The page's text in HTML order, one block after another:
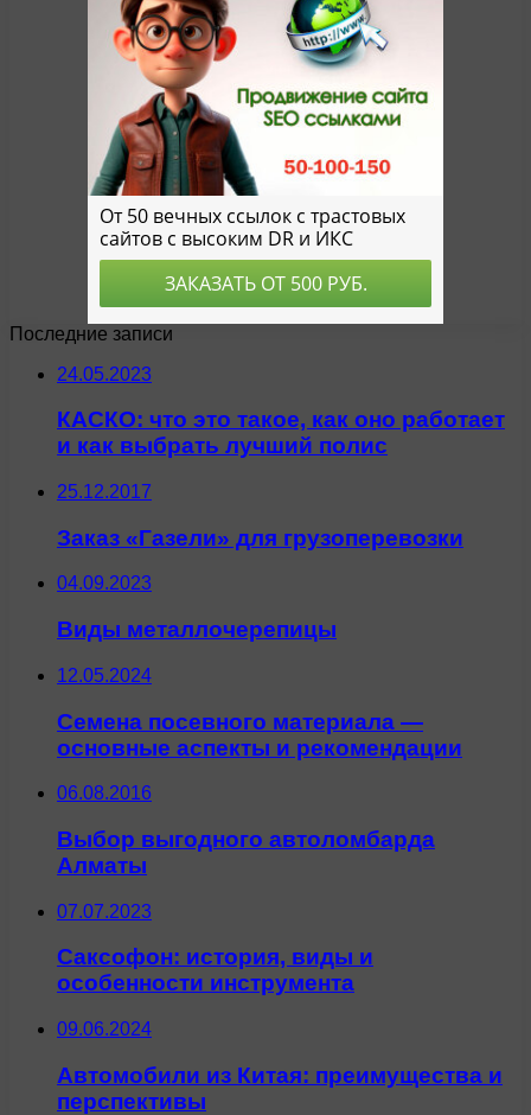
Последние записи
24.05.2023
КАСКО: что это такое, как оно работает
и как выбрать лучший полис
25.12.2017
Заказ «Газели» для грузоперевозки
04.09.2023
Виды металлочерепицы
12.05.2024
Семена посевного материала —
основные аспекты и рекомендации
06.08.2016
Выбор выгодного автоломбарда
Алматы
07.07.2023
Саксофон: история, виды и
особенности инструмента
09.06.2024
Автомобили из Китая: преимущества и
перспективы